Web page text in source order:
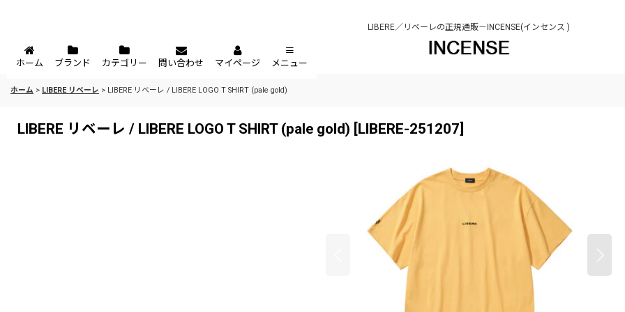
LIBERE／リベーレの正規通販－INCENSE(インセンス )
ホーム ブランド カテゴリー 問い合わせ マイページ メニュー
ホーム > LIBERE リベーレ > LIBERE リベーレ / LIBERE LOGO T SHIRT (pale gold)
LIBERE リベーレ / LIBERE LOGO T SHIRT (pale gold) [LIBERE-251207]